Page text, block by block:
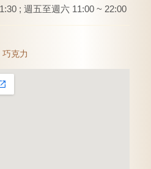
; 週五至週六 11:00 ~ 22:00
巧克力